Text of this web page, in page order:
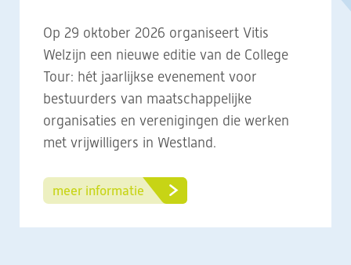
Op 29 oktober 2026 organiseert Vitis
Welzijn een nieuwe editie van de College
Tour: hét jaarlijkse evenement voor
bestuurders van maatschappelijke
organisaties en verenigingen die werken
met vrijwilligers in Westland.
meer informatie